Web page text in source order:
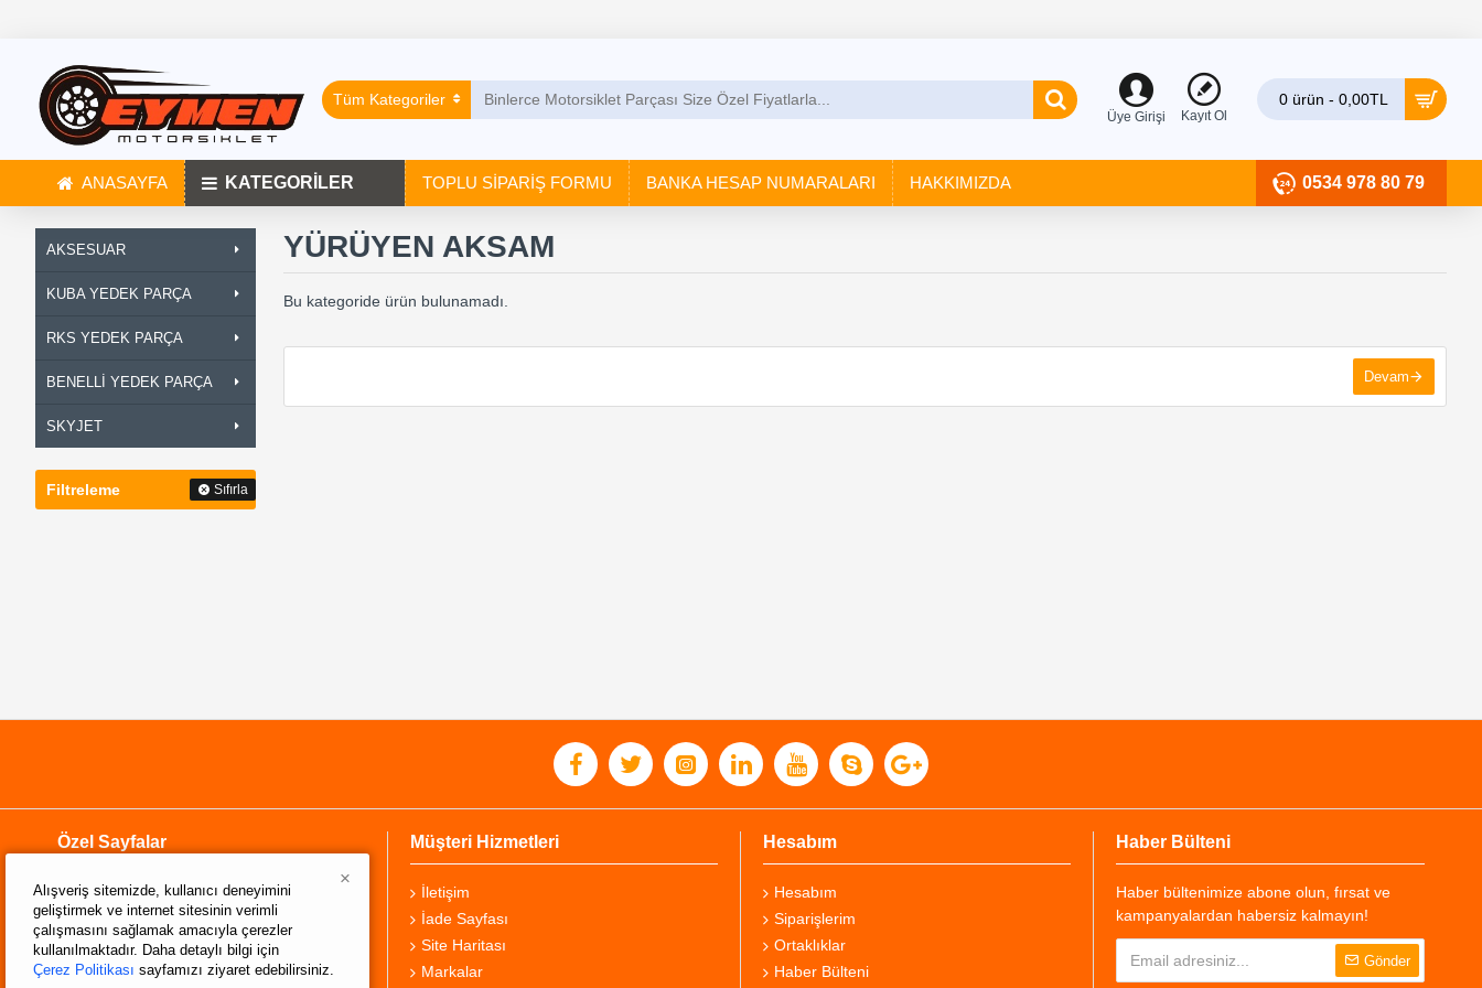
Tüm Kategoriler
Üye Girişi Kayıt Ol
0 ürün - 0,00TL
ANASAYFA KATEGORİLER TOPLU SİPARİŞ FORMU BANKA HESAP NUMARALARI HAKKIMIZDA 0534 978 80 79
AKSESUAR
KUBA YEDEK PARÇA
RKS YEDEK PARÇA
BENELLİ YEDEK PARÇA
SKYJET
Filtreleme Sıfırla
YÜRÜYEN AKSAM
Bu kategoride ürün bulunamadı.
Devam
Özel Sayfalar
Hakkımızda
Teslimat Bilgisi
Gizlilik Sözleşmesi
Şartlar ve Koşullar
Müşteri Hizmetleri
İletişim
İade Sayfası
Site Haritası
Markalar
Hesabım
Hesabım
Siparişlerim
Ortaklıklar
Haber Bülteni
Haber Bülteni
Haber bültenimize abone olun, fırsat ve
kampanyalardan habersiz kalmayın!
Gönder
Alışveriş sitemizde, kullanıcı deneyimini
geliştirmek ve internet sitesinin verimli
çalışmasını sağlamak amacıyla çerezler
kullanılmaktadır. Daha detaylı bilgi için
Çerez Politikası sayfamızı ziyaret edebilirsiniz.
×